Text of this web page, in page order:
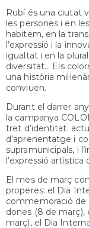
Rubí és una ciutat
les persones i en
habitem, en la
l’expressió i la
igualtat i en la
diversitat... Els
una història
conviuen.
Durant el darrer
la campanya
tret d’identitat:
d’aprenentatge i
supramunicipals, i
l’expressió artística
El mes de març
properes: el Dia
commemoració de
dones (8 de març),
març), el Dia